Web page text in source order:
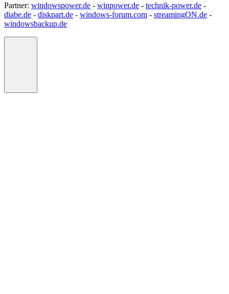
Partner: windowspower.de - winpower.de - technik-power.de -
diabe.de - diskpart.de - windows-forum.com - streamingON.de -
windowsbackup.de